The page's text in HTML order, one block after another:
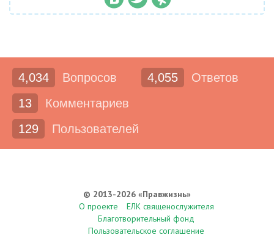
4,034 Вопросов 4,055
Ответов
13
Комментариев
129
Пользователей
© 2013-2026 «Правжизнь»
О проекте
ЕЛК священослужителя
Благотворительный фонд
Пользовательское соглашение